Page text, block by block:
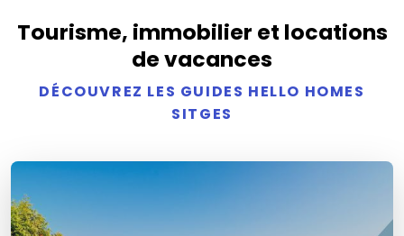
Tourisme, immobilier et locations
de vacances
DÉCOUVREZ LES GUIDES HELLO HOMES
SITGES